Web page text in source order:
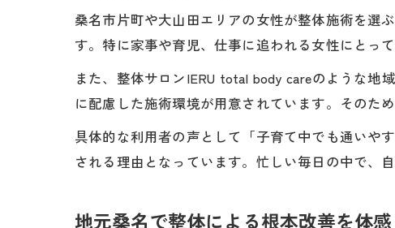
桑名市片町や大山田エリアの女性が整体施術を選
す。特に家事や育児、仕事に追われる女性にとっ
また、整体サロンIERU total body careのような
に配慮した施術環境が用意されています。そのた
具体的な利用者の声として「子育て中でも通いや
される理由となっています。忙しい毎日の中で、
地元桑名で整体による根本改善を体感